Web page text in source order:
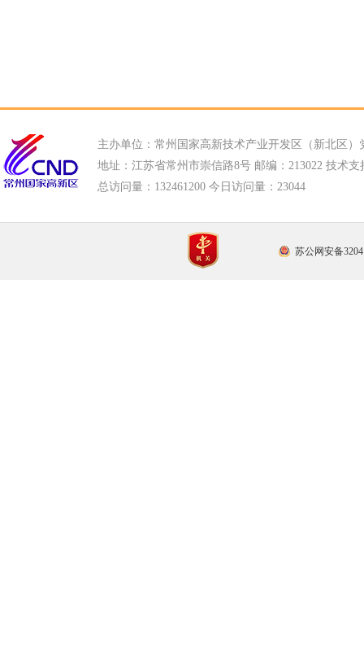
主办单位：常州国家高新技术产业开发区（新北区）
地址：江苏省常州市崇信路8号 邮编：213022 技术支
总访问量： 132461200 今日访问量： 23044
苏公网安备